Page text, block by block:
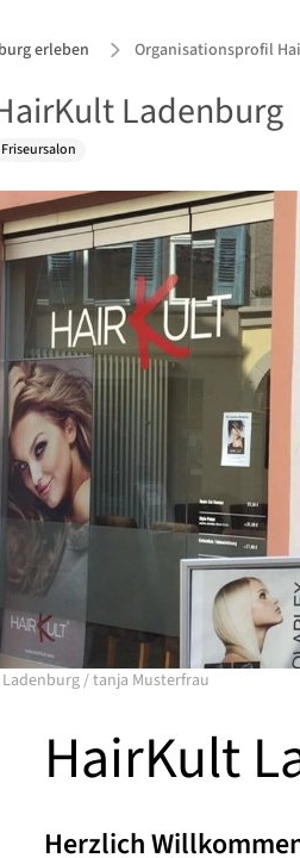
erleben Organisationsprofil
Ladenburg
Friseursalon
/tanja Musterfrau
HairKult
Herzlich